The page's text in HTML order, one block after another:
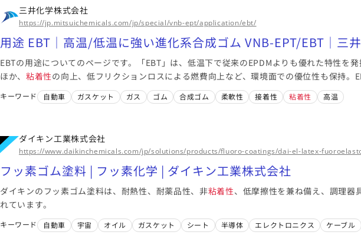
三井化学株式会社
https://jp.mitsuichemicals.com/jp/special/vnb-ept/application/ebt/
用途 EBT｜高温/低温に強い進化系合成ゴム VNB-EPT/EBT｜三
EBTの用途についてのページです。「EBT」は、低温下で従来のEPDMよりも優れた特性を発
ほか、粘着性の向上、低フリクションロスによる燃費向上など、環境面での優位性も保持。
クロロプレンゴム、シリコーンゴムに変わり様々な用途への実績があります。
キーワード 自動車 ガスケット ガス ゴム 合成ゴム 柔軟性 接着性 粘着性 高温
ダイキン工業株式会社
https://www.daikinchemicals.com/jp/solutions/products/fluoro-coatings/dai-el-latex-
フッ素ゴム塗料 | フッ素化学 | ダイキン工業株式会社
ダイキンのフッ素ゴム塗料は、耐熱性、耐薬品性、非粘着性、低摩擦性を兼ね備え、調理器
れています。
キーワード 自動車 宇宙 オイル ガスケット シート 半導体 エレクトロニクス ケーブル